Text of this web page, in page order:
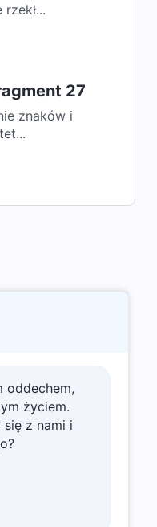
rzekł...
27
znaków i
oddechem,
życiem.
się z nami i